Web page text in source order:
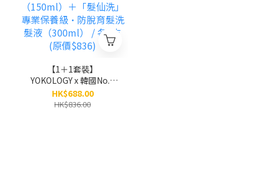
【1＋1套裝】
YOKOLOGY x 韓國No.1
cGMP髮品大廠 SOS
Perfect Hair髮仙水
HK$688.00
HK$836.00